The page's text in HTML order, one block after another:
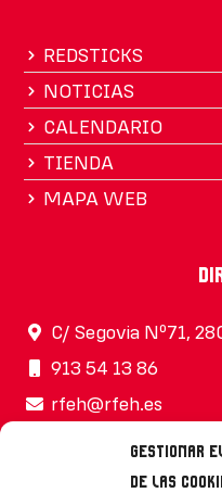
Gestionar
de las
REDSTICKS
NOTICIAS
CALENDARIO
TIENDA
MAPA WEB
C/ Segovia Nº71,
913 54 13 86
rfeh@rfeh.es